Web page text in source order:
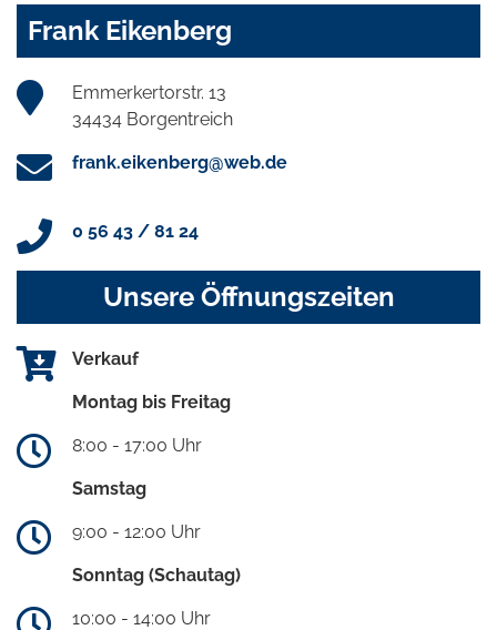
Frank Eikenberg
Emmerkertorstr. 13
34434 Borgentreich
frank.eikenberg@web.de
0 56 43 / 81 24
Unsere Öffnungszeiten
Verkauf
Montag bis Freitag
8:00 - 17:00 Uhr
Samstag
9:00 - 12:00 Uhr
Sonntag (Schautag)
10:00 - 14:00 Uhr